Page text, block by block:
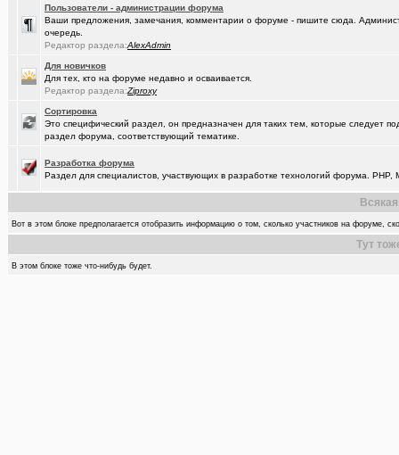
Пользователи - администрации форума
Ваши предложения, замечания, комментарии о форуме - пишите сюда.
очередь.
Редактор раздела:AlexAdmin
Для новичков
Для тех, кто на форуме недавно и осваивается.
Редактор раздела:Ziproxy
Сортировка
Это специфический раздел, он предназначен для таких тем, которые следует
раздел форума, соответствующий тематике.
Разработка форума
Раздел для специалистов, участвующих в разработке технологий форума. PHP,
Вот в этом блоке предполагается отобразить информацию о том, сколько участников на форуме,
Тут
В этом блоке тоже что-нибудь будет.